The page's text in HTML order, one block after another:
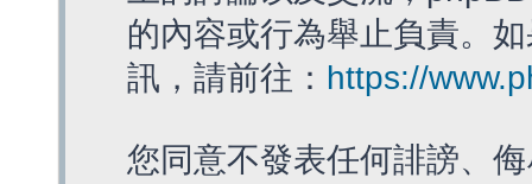
的內容或行為舉止負責。
訊，請前往： https://
您同意不發表任何誹謗、